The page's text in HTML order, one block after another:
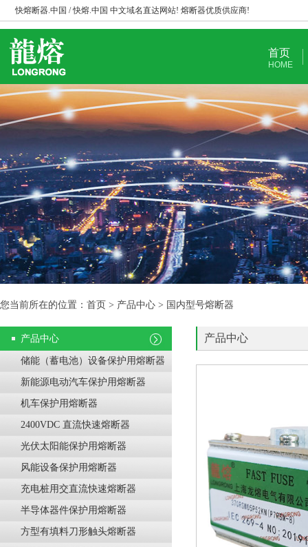
快熔断器.中国 / 快熔.中国 中文域名直达网站! 熔断器优质供应商!
首页
HOME
您当前所在的位置：首页 > 产品中心 > 国内型号熔断器
产品中心
储能（蓄电池）设备保护用熔断器
新能源电动汽车保护用熔断器
机车保护用熔断器
2400VDC 直流快速熔断器
光伏太阳能保护用熔断器
风能设备保护用熔断器
充电桩用交直流快速熔断器
半导体器件保护用熔断器
方型有填料刀形触头熔断器
产品中心